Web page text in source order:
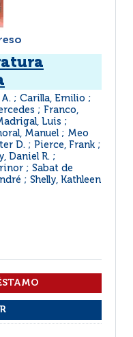
; Carilla, Emilio ;
; Franco,
Luis ;
Manuel ; Meo
D. ; Pierce, Frank ;
Daniel R. ;
; Sabat de
; Shelly, Kathleen